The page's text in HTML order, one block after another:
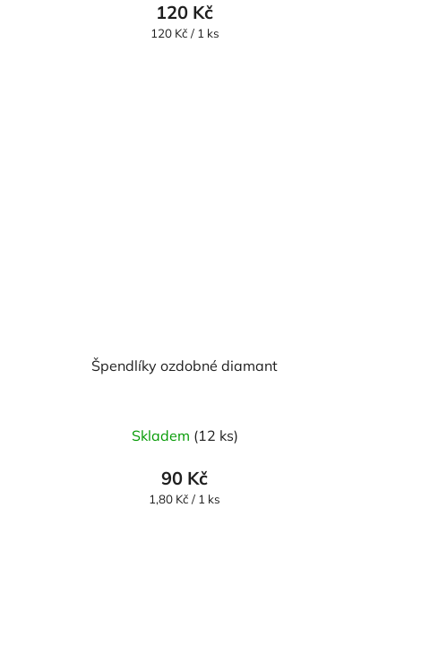
120 Kč
Měrná
120 Kč / 1 ks
Špendlíky ozdobné diamant
Skladem (12 ks)
90 Kč
Měrná
1,80 Kč / 1 ks